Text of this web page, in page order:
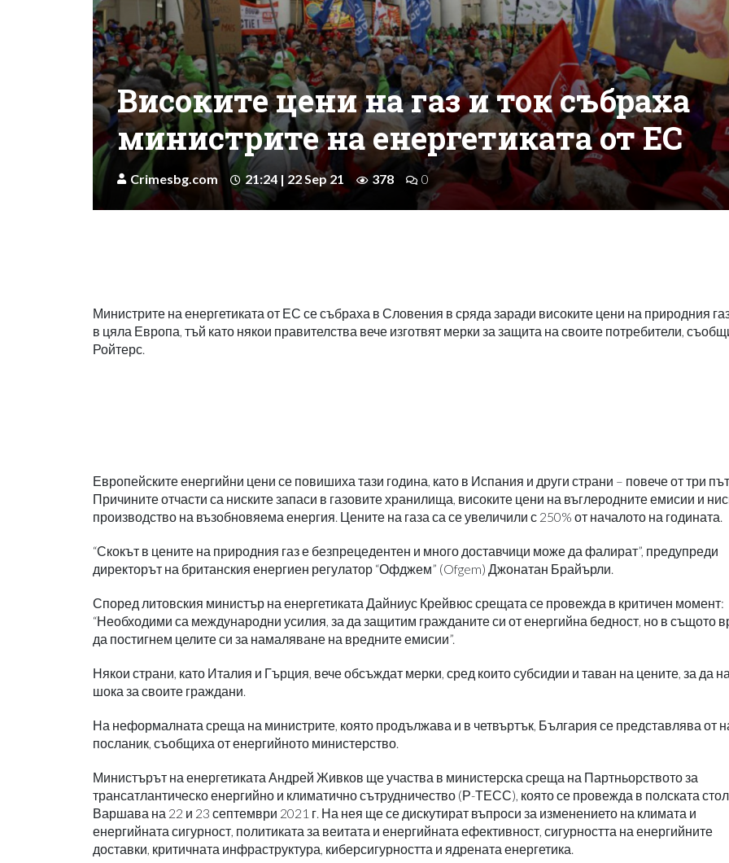
Високите цени на газ и ток събраха
министрите на енергетиката от ЕС
Crimesbg.com 21:24 | 22 Sep 21 378 0
Министрите на енергетиката от ЕС се събраха в Словения в сряда заради високите цени на природния
в цяла Европа, тъй като някои правителства вече изготвят мерки за защита на своите потребители,
Ройтерс.
Европейските енергийни цени се повишиха тази година, като в Испания и други страни – повече от три
Причините отчасти са ниските запаси в газовите хранилища, високите цени на въглеродните емисии и
производство на възобновяема енергия. Цените на газа са се увеличили с 250% от началото на годината.
“Скокът в цените на природния газ е безпрецедентен и много доставчици може да фалират”, предупреди
директорът на британския енергиен регулатор “Офджем” (Ofgem) Джонатан Брайърли.
Според литовския министър на енергетиката Дайниус Крейвюс срещата се провежда в критичен момент:
“Необходими са международни усилия, за да защитим гражданите си от енергийна бедност, но в същото
да постигнем целите си за намаляване на вредните емисии”.
Някои страни, като Италия и Гърция, вече обсъждат мерки, сред които субсидии и таван на цените, за да
шока за своите граждани.
На неформалната среща на министрите, която продължава и в четвъртък, България се представлява от
посланик, съобщиха от енергийното министерство.
Министърът на енергетиката Андрей Живков ще участва в министерска среща на Партньорството за
трансатлантическо енергийно и климатично сътрудничество (Р-ТЕСС), която се провежда в полската
Варшава на 22 и 23 септември 2021 г. На нея ще се дискутират въпроси за изменението на климата и
енергийната сигурност, политиката за веитата и енергийната ефективност, сигурността на енергийните
доставки, критичната инфраструктура, киберсигурността и ядрената енергетика.